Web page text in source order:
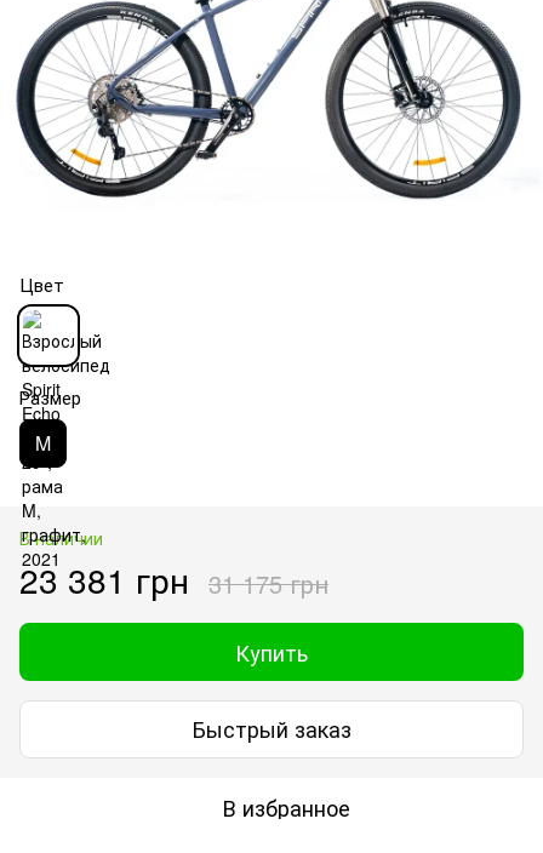
Цвет
Размер
M
В наличии
23 381 грн 31 175 грн
Купить
Быстрый заказ
В избранное